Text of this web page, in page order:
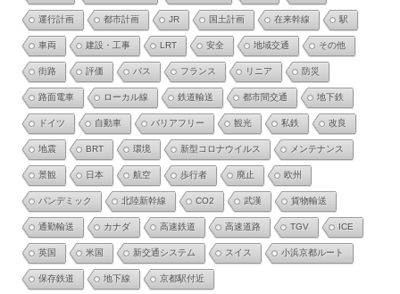
運行計画 都市計画 JR 国土計画 在来幹線 駅
車両 建設・工事 LRT 安全 地域交通 その他
街路 評価 バス フランス リニア 防災
路面電車 ローカル線 鉄道輸送 都市間交通 地下鉄
ドイツ 自動車 バリアフリー 観光 私鉄 改良
地震 BRT 環境 新型コロナウイルス メンテナンス
景観 日本 航空 歩行者 廃止 欧州
パンデミック 北陸新幹線 CO2 武漢 貨物輸送
通勤輸送 カナダ 高速鉄道 高速道路 TGV ICE
英国 米国 新交通システム スイス 小浜京都ルート
保存鉄道 地下線 京都駅付近